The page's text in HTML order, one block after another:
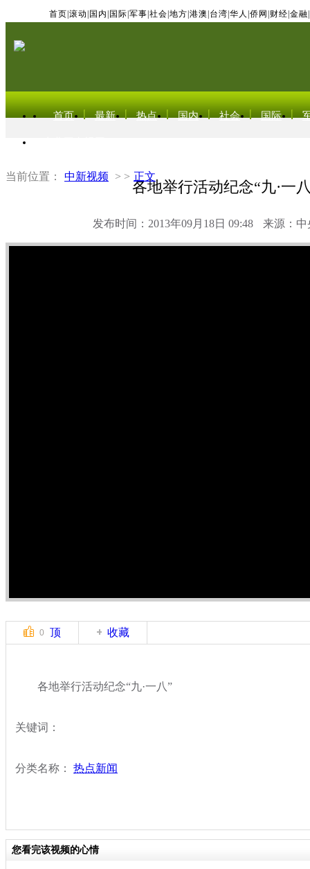
首页 滚动 国内 国际 军事 社会 地方 港澳 台湾 华人 侨网 财经 金融
首页 最新 热点 国内 社会 国际
当前位置： 中新视频 > > 正文
各地举行活动纪念“九·一
发布时间：2013年09月18日 09:48 来源：中
0 顶 收藏
各地举行活动纪念“九·一八”
关键词：
分类名称： 热点新闻
您看完该视频的心情